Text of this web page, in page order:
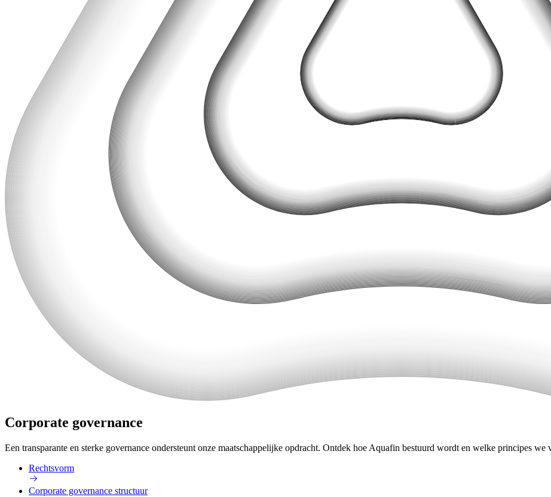
Corporate governance
Een transparante en sterke governance ondersteunt onze maatschappelijke opdracht. Ontdek hoe Aquafin bestuurd wordt en welke principes
Rechtsvorm
Corporate governance structuur